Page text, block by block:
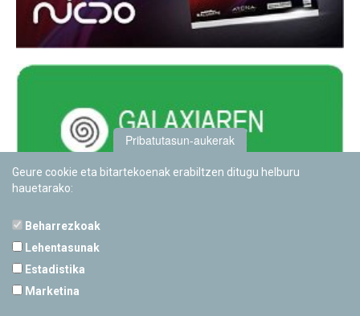
Pribatutasun-aukerak
Geure cookie eta bitartekoenak erabiltzen ditugu helburu
hauetarako:
Beharrezkoak
Lehentasunak
Estadistika
Marketina